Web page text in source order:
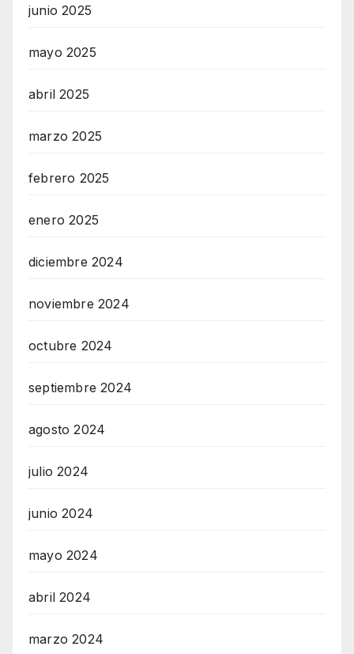
junio 2025
mayo 2025
abril 2025
marzo 2025
febrero 2025
enero 2025
diciembre 2024
noviembre 2024
octubre 2024
septiembre 2024
agosto 2024
julio 2024
junio 2024
mayo 2024
abril 2024
marzo 2024